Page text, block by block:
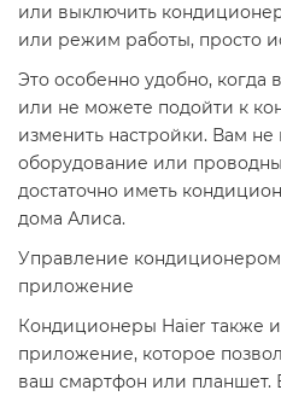
или выключить
или режим работы, просто
Это особенно удобно, когда
или не можете подойти к
изменить настройки. Вам
оборудование или
достаточно иметь
дома Алиса.
Управление
приложение
Кондиционеры Haier также
приложение, которое
ваш смартфон или